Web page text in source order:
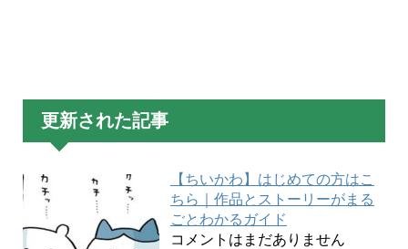
更新された記事
【ちいかわ】はじめての方はこ
ちら｜作品とストーリーがまる
ごとわかるガイド
コメントはまだありません